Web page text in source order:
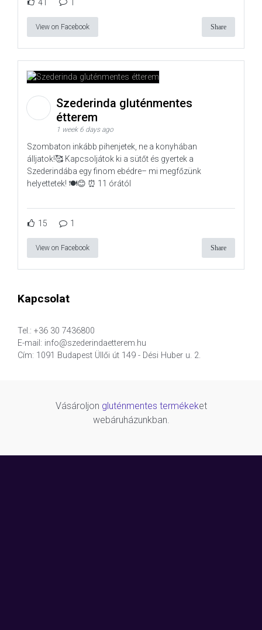
41
View on Facebook Share
Szederinda gluténmentes
étterem
1 week 6 days ago
Szombaton inkább pihenjetek, ne a konyhában
álljatok!🥰 Kapcsoljátok ki a sütőt és gyertek a
Szederindába egy finom ebédre– mi megfőzünk
helyettetek! 🍽️😊 ⏰ 11 órától
15 1
View on Facebook Share
Kapcsolat
Tel.: +36 30 7436800
E-mail: info@szederindaetterem.hu
Cím: 1091 Budapest Üllői út 149 - Dési Huber u. 2.
Vásároljon gluténmentes termékeket
webáruházunkban.